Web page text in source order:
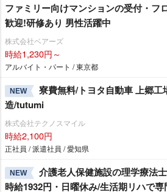
ファミリー向けマンションの受付・フ
歓迎!研修あり 男性活躍中
株式会社ベアーズ
時給1,230円～
アルバイト・パート / 東京都
NEW
寮費無料/トヨタ自動車 上郷工
造/tutumi
株式会社テクノスマイル
時給2,100円
正社員 / 派遣社員 / 愛知県
NEW
介護老人保健施設の理学療法
時給1932円・日曜休み/生活期リハで